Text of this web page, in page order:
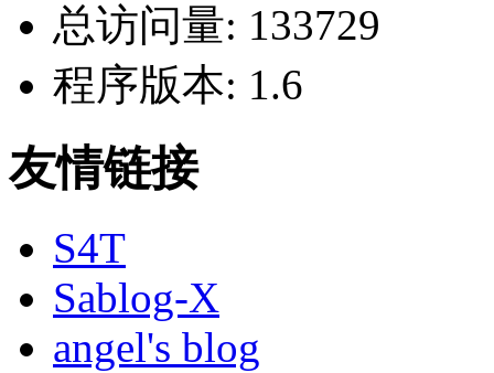
总访问量: 133729
程序版本: 1.6
友情链接
S4T
Sablog-X
angel's blog